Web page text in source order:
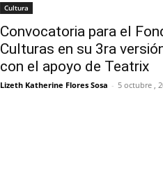
Cultura
Convocatoria para el
Culturas en su 3ra
con el apoyo de Teatrix
Lizeth Katherine Flores Sosa - 5 octubre ,